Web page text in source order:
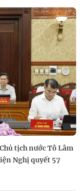
tịch nước Tô Lâm
Nghị quyết 57